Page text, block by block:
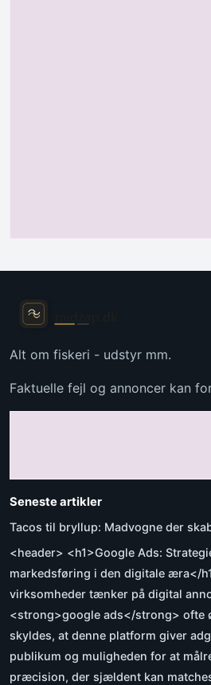
Alt om fiskeri - udstyr mm.
Faktuelle fejl og annoncer kan
Seneste artikler
Tacos til bryllup: Madvogne der
<header> <h1>Google Ads:
markedsføring i den digitale æra</
virksomheder tænker på digital
<strong>google ads</strong> ofte
skyldes, at denne platform giver
publikum og muligheden for at
præcision, der sjældent kan